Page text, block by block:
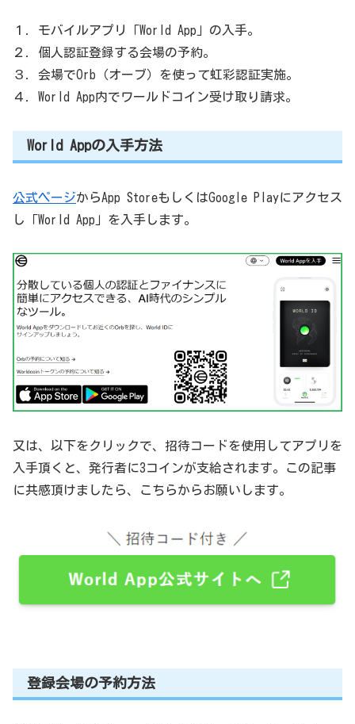
１．モバイルアプリ「World App」の入手。
２．個人認証登録する会場の予約。
３．会場でOrb（オーブ）を使って虹彩認証実施。
４．World App内でワールドコイン受け取り請求。
World Appの入手方法
公式ページからApp StoreもしくはGoogle Playにアクセス
し「World App」を入手します。
又は、以下をクリックで、招待コードを使用してアプリを
入手頂くと、発行者に3コインが支給されます。この記事
に共感頂けましたら、こちらからお願いします。
登録会場の予約方法